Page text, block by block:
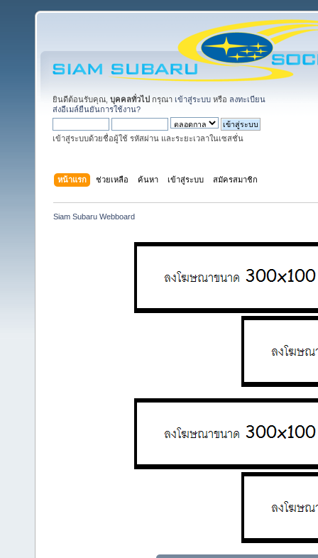
ยินดีต้อนรับคุณ, บุคคลทั่วไป กรุณา เข้าสู่ระบบ หรือ ลงทะเบียน
ส่งอีเมล์ยืนยันการใช้งาน?
เข้าสู่ระบบด้วยชื่อผู้ใช้ รหัสผ่าน และระยะเวลาในเซสชั่น
หน้าแรก ช่วยเหลือ ค้นหา เข้าสู่ระบบ สมัครสมาชิก
Siam Subaru Webboard